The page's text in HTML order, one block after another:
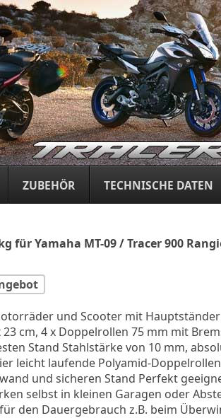
Tracer
ZUBEHÖR TECHNISCHE DATEN
für Yamaha MT-09 / Tracer 900
und Scooter mit
cm, 4 x Doppelrollen 75 mm mit
Stand Stahlstärke von 10 mm,
leicht laufende Polyamid-
und sicheren Stand Perfekt
selbst in kleinen Garagen oder
den Dauergebrauch z.B. beim